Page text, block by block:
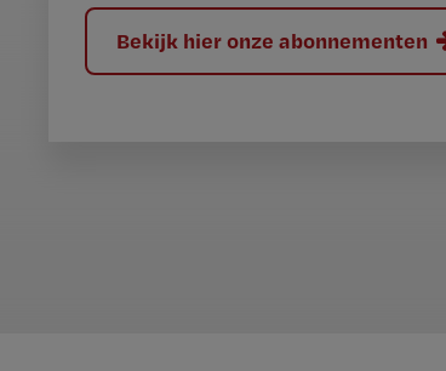
?
Bekijk hier onze abonnementen